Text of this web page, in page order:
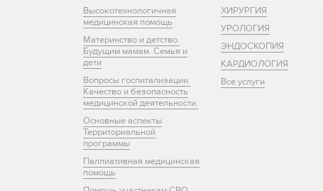
Высокотехнологичная
медицинская помощь
Материнство и детство.
Будущим мамам. Семья и
дети
Вопросы госпитализации.
Качество и безопасность
медицинской деятельности.
Основные аспекты
Территориальной
программы
Паллиативная медицинская
помощь
ХИРУРГИЯ
УРОЛОГИЯ
ЭНДОСКОПИЯ
КАРДИОЛОГИЯ
Все услуги